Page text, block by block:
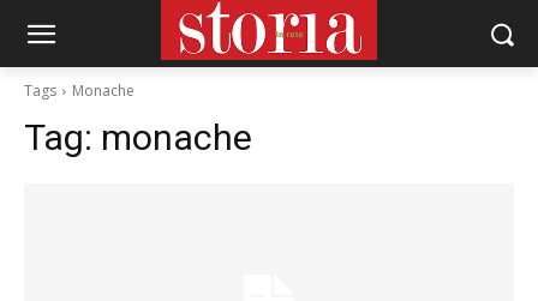
Tags Monache
Tag: monache